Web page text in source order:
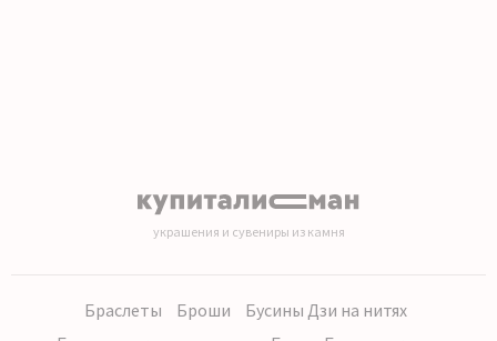
украшения и сувениры из камня
Браслеты Броши
Бусины Дзи на нитях